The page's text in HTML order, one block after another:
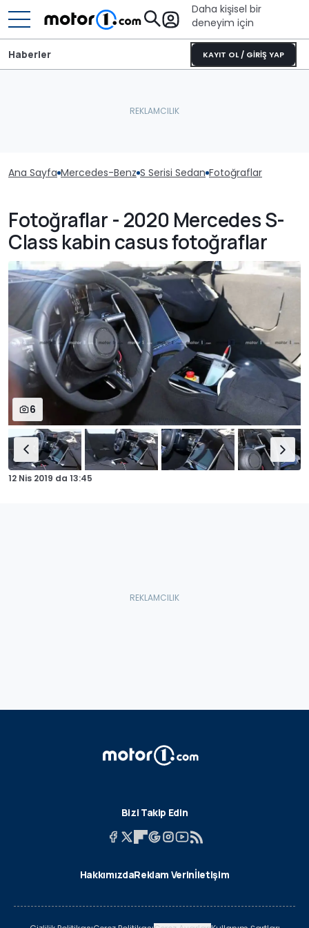
Daha kişisel bir
deneyim için
KAYIT OL / GİRİŞ YAP
Haberler
Ana Sayfa Mercedes-Benz S Serisi Sedan Fotoğraflar
Fotoğraflar - 2020 Mercedes S-
Class kabin casus fotoğraflar
6
12 Nis 2019 da 13:45
Bizi Takip Edin
HakkımızdaReklam Verinİletişim